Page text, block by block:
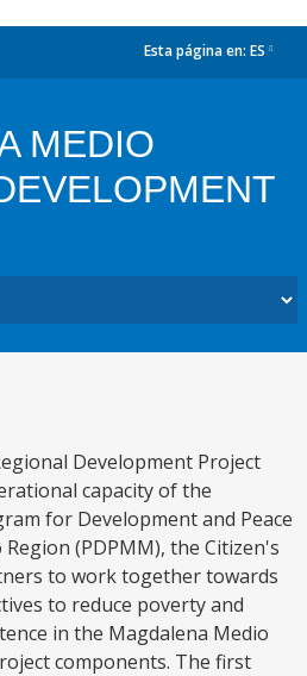
Esta página en: ES
MEDIO
Development Project
capacity of the
for Development and Peace
(PDPMM), the Citizen's
to work together towards
to reduce poverty and
in the Magdalena Medio
components. The first